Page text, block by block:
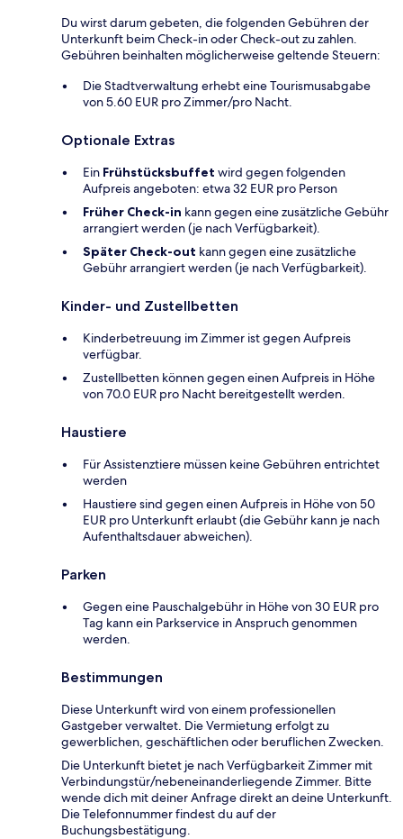
Du wirst darum gebeten, die folgenden Gebühren der
Unterkunft beim Check-in oder Check-out zu zahlen.
Gebühren beinhalten möglicherweise geltende Steuern:
Die Stadtverwaltung erhebt eine Tourismusabgabe
von 5.60 EUR pro Zimmer/pro Nacht.
Optionale Extras
Ein Frühstücksbuffet wird gegen folgenden
Aufpreis angeboten: etwa 32 EUR pro Person
Früher Check-in kann gegen eine zusätzliche Gebühr
arrangiert werden (je nach Verfügbarkeit).
Später Check-out kann gegen eine zusätzliche
Gebühr arrangiert werden (je nach Verfügbarkeit).
Kinder- und Zustellbetten
Kinderbetreuung im Zimmer ist gegen Aufpreis
verfügbar.
Zustellbetten können gegen einen Aufpreis in Höhe
von 70.0 EUR pro Nacht bereitgestellt werden.
Haustiere
Für Assistenztiere müssen keine Gebühren entrichtet
werden
Haustiere sind gegen einen Aufpreis in Höhe von 50
EUR pro Unterkunft erlaubt (die Gebühr kann je nach
Aufenthaltsdauer abweichen).
Parken
Gegen eine Pauschalgebühr in Höhe von 30 EUR pro
Tag kann ein Parkservice in Anspruch genommen
werden.
Bestimmungen
Diese Unterkunft wird von einem professionellen
Gastgeber verwaltet. Die Vermietung erfolgt zu
gewerblichen, geschäftlichen oder beruflichen Zwecken.
Die Unterkunft bietet je nach Verfügbarkeit Zimmer mit
Verbindungstür/nebeneinanderliegende Zimmer. Bitte
wende dich mit deiner Anfrage direkt an deine Unterkunft.
Die Telefonnummer findest du auf der
Buchungsbestätigung.